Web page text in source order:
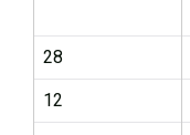
28
12